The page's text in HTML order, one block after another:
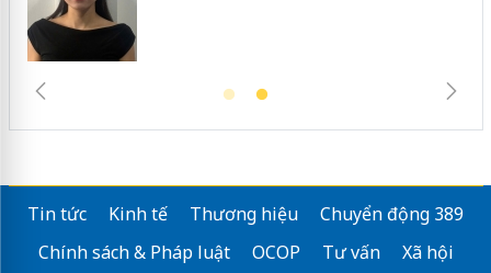
Tin tức Kinh tế Thương hiệu
Chuyển động 389
Chính sách & Pháp luật
OCOP Tư vấn
Xã hội